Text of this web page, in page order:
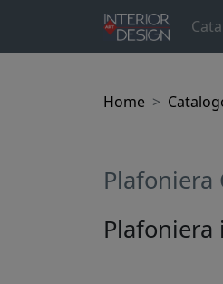
Home
Plafoniera
Plafoniera